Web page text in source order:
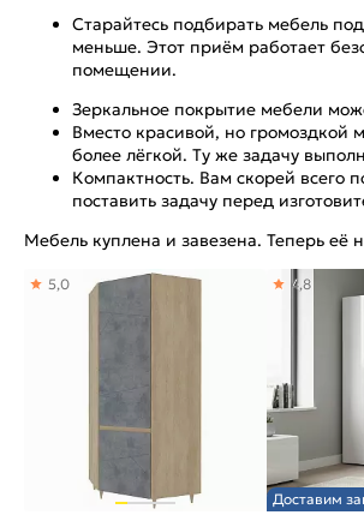
Старайтесь подбирать мебель
меньше. Этот приём работает
помещении.
Зеркальное покрытие мебели
Вместо красивой, но громоздкой
более лёгкой. Ту же задачу
Компактность. Вам скорей всего
поставить задачу перед
Мебель куплена и завезена. Теперь её
5,0
Доставим
4,8